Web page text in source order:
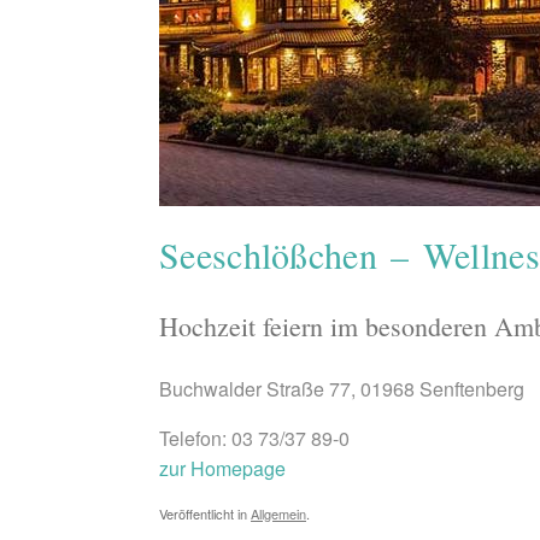
Seeschlößchen –
Hochzeit feiern im besonderen
Buchwalder Straße 77, 01968 Senftenberg
Telefon: 03 73/37 89-0
zur Homepage
Veröffentlicht inAllgemein